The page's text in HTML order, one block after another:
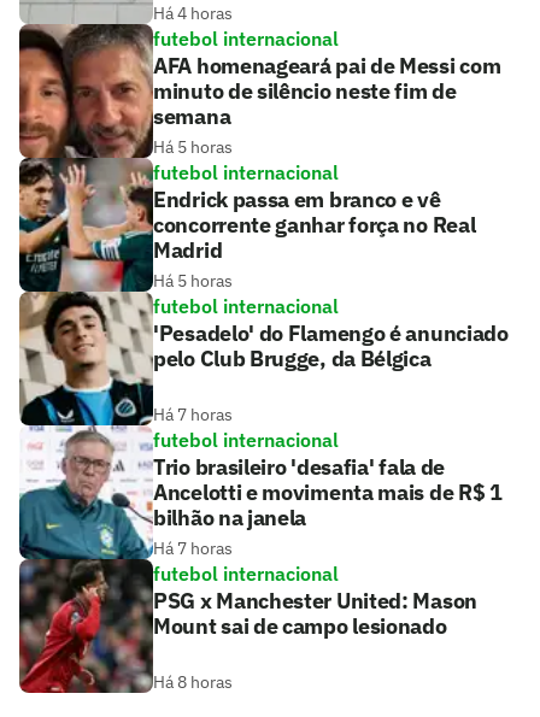
Há 4 horas
futebol internacional
AFA homenageará pai de Messi com
minuto de silêncio neste fim de
semana
Há 5 horas
futebol internacional
Endrick passa em branco e vê
concorrente ganhar força no Real
Madrid
Há 5 horas
futebol internacional
'Pesadelo' do Flamengo é anunciado
pelo Club Brugge, da Bélgica
Há 7 horas
futebol internacional
Trio brasileiro 'desafia' fala de
Ancelotti e movimenta mais de R$ 1
bilhão na janela
Há 7 horas
futebol internacional
PSG x Manchester United: Mason
Mount sai de campo lesionado
Há 8 horas